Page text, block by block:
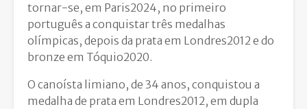
tornar-se, em Paris2024, no primeiro
português a conquistar três medalhas
olímpicas, depois da prata em Londres2012 e do
bronze em Tóquio2020.
O canoísta limiano, de 34 anos, conquistou a
medalha de prata em Londres2012, em dupla